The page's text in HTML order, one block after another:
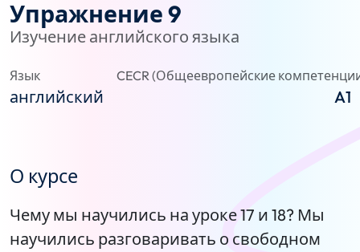
Упражнение 9
Изучение английского языка
Язык
английский
CECR (Общеевропейские
A1
О курсе
Чему мы научились на уроке 17 и 18? Мы
научились разговаривать о свободном